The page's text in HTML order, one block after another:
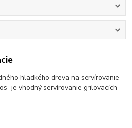
hladkého dreva na servírovanie
je vhodný servírovanie grilovacích